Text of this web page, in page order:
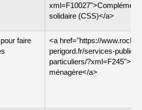
solidaire (CSS)</a>
faire
<a href="https://
perigord.fr/services-publics-
particuliers/
ménagère</a>